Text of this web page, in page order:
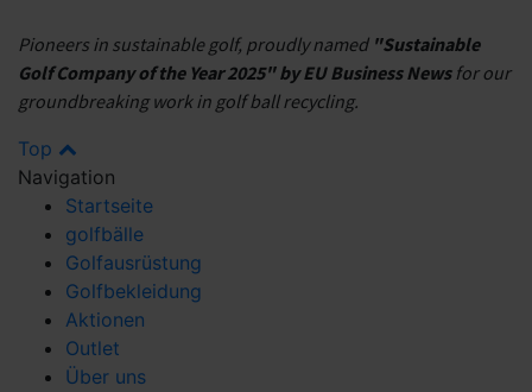
Pioneers in sustainable golf, proudly named "Sustainable
Golf Company of the Year 2025" by EU Business Newsfor our
groundbreaking work in golf ball recycling.
Top
Navigation
Startseite
golfbälle
Golfausrüstung
Golfbekleidung
Aktionen
Outlet
Über uns